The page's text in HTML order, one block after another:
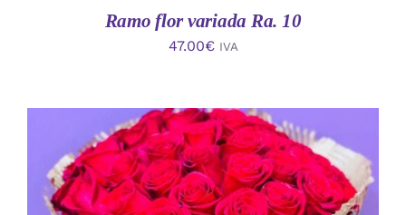
Ramo flor variada Ra. 10
47.00€ IVA